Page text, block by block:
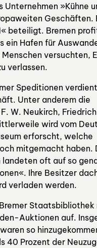
Unternehmen »Kühne
Geschäften.
beteiligt. Bremen
ein Hafen für
versuchten,
verlassen.
Speditionen
Unter anderem die
W. Neukirch,
wird vom
erforscht, welche
mitgemacht haben.
landeten oft auf so
Ihre Besitzer
verladen werden.
Staatsbibliothek
Auktionen auf.
so
40 Prozent der